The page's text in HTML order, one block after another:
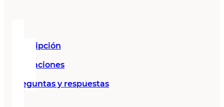
Descripción
Valoraciones
Preguntas y respuestas